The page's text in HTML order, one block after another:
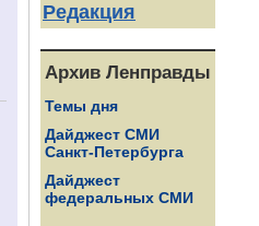
Редакция
Архив Ленправды
Темы дня
Дайджест СМИ
Санкт-Петербурга
Дайджест
федеральных СМИ